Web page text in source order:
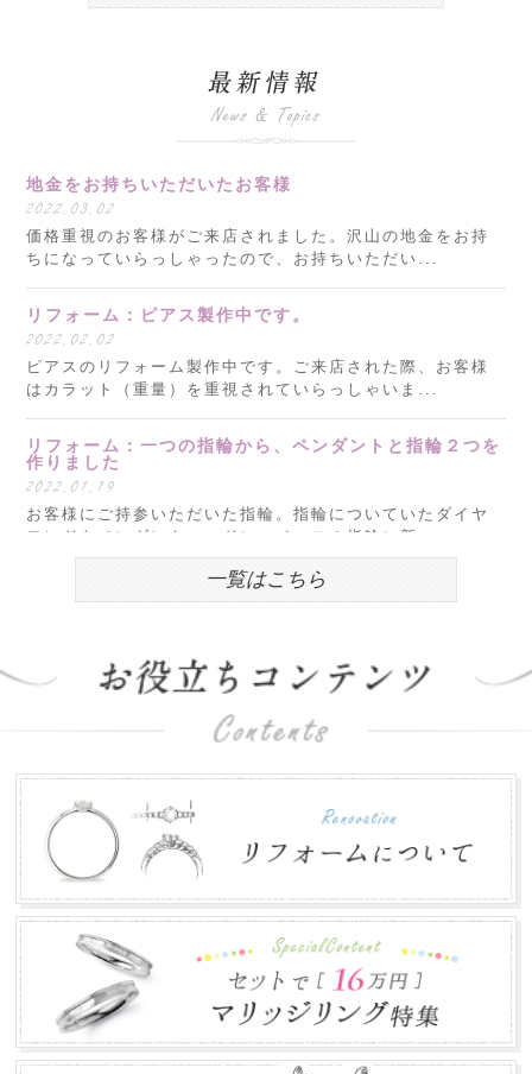
地金をお持ちいただいたお客様
2022.03.02
価格重視のお客様がご来店されました。沢山の地金をお持
ちになっていらっしゃったので、お持ちいただい...
リフォーム：ピアス製作中です。
2022.02.02
ピアスのリフォーム製作中です。ご来店された際、お客様
はカラット（重量）を重視されていらっしゃいま...
リフォーム：一つの指輪から、ペンダントと指輪２つを
作りました
2022.01.19
お客様にご持参いただいた指輪。指輪についていたダイヤ
モンドをペンダントヘッドに、ベースの指輪に新...
明けましておめでとうございます。
しくお願いいたします。 昨年度は、おかげさま...
平素は格別のお引き立てを賜わり厚くお礼申し上げます。
株式会社郡司宝石は、お盆期間中も通常営業致し...
ゴールデンウィークの営業について
2018.04.16
平素は格別のお引き立てを賜わり厚くお礼申し上げます。
年末年始のお知らせ
2017.12.12
本年は大変お世話になりありがとうございました。 誠に勝
手ながら下記の期間を年末年始休業とさせて頂き...
一覧はこちら